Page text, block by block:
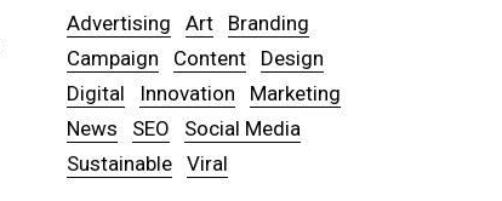
Advertising Art
Branding
Campaign
Content
Design
Digital
Innovation
Marketing
News
SEO
Social Media
Sustainable
Viral